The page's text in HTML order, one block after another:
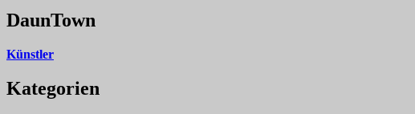
DaunTown
Künstler
Kategorien